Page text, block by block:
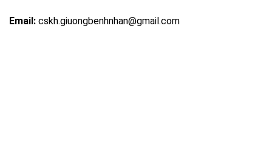
Email: cskh.giuongbenhnhan@gmail.com